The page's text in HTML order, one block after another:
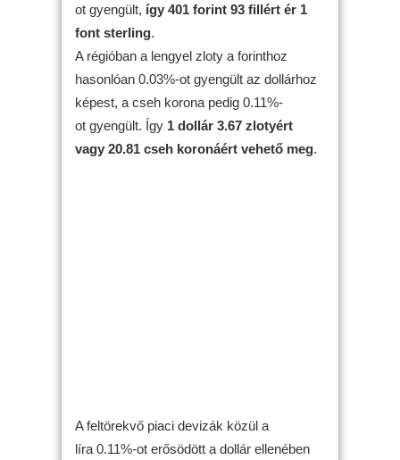
ot gyengült, így 401 forint 93 fillért ér 1
font sterling.
A régióban a lengyel zloty a forinthoz
hasonlóan 0.03%-ot gyengült az dollárhoz
képest, a cseh korona pedig 0.11%-
ot gyengült. Így 1 dollár 3.67 zlotyért
vagy 20.81 cseh koronáért vehető meg.
A feltörekvő piaci devizák közül a
líra 0.11%-ot erősödött a dollár ellenében